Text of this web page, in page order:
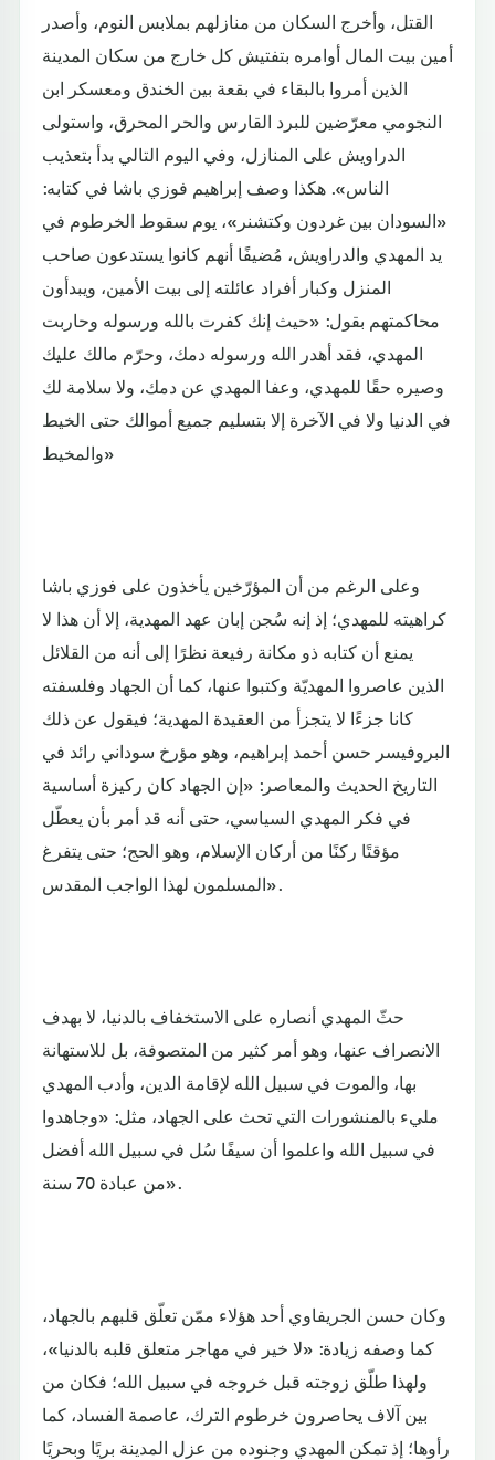
القتل، وأخرج السكان من منازلهم بملابس النوم، وأصدر
أمين بيت المال أوامره بتفتيش كل خارج من سكان المدينة
الذين أمروا بالبقاء في بقعة بين الخندق ومعسكر ابن
النجومي معرّضين للبرد القارس والحر المحرق، واستولى
الدراويش على المنازل، وفي اليوم التالي بدأ بتعذيب
الناس». هكذا وصف إبراهيم فوزي باشا في كتابه:
«السودان بين غردون وكتشنر»، يوم سقوط الخرطوم في
يد المهدي والدراويش، مُضيفًا أنهم كانوا يستدعون صاحب
المنزل وكبار أفراد عائلته إلى بيت الأمين، ويبدأون
محاكمتهم بقول: «حيث إنك كفرت بالله ورسوله وحاربت
المهدي، فقد أهدر الله ورسوله دمك، وحرّم مالك عليك
وصيره حقًا للمهدي، وعفا المهدي عن دمك، ولا سلامة لك
في الدنيا ولا في الآخرة إلا بتسليم جميع أموالك حتى الخيط
والمخيط»
وعلى الرغم من أن المؤرّخين يأخذون على فوزي باشا
كراهيته للمهدي؛ إذ إنه سُجن إبان عهد المهدية، إلا أن هذا لا
يمنع أن كتابه ذو مكانة رفيعة نظرًا إلى أنه من القلائل
الذين عاصروا المهديّة وكتبوا عنها، كما أن الجهاد وفلسفته
كانا جزءًا لا يتجزأ من العقيدة المهدية؛ فيقول عن ذلك
البروفيسر حسن أحمد إبراهيم، وهو مؤرخ سوداني رائد في
التاريخ الحديث والمعاصر: «إن الجهاد كان ركيزة أساسية
في فكر المهدي السياسي، حتى أنه قد أمر بأن يعطّل
مؤقتًا ركنًا من أركان الإسلام، وهو الحج؛ حتى يتفرغ
المسلمون لهذا الواجب المقدس».
حثّ المهدي أنصاره على الاستخفاف بالدنيا، لا بهدف
الانصراف عنها، وهو أمر كثير من المتصوفة، بل للاستهانة
بها، والموت في سبيل الله لإقامة الدين، وأدب المهدي
مليء بالمنشورات التي تحث على الجهاد، مثل: «وجاهدوا
في سبيل الله واعلموا أن سيفًا سُل في سبيل الله أفضل
من عبادة 70 سنة».
وكان حسن الجريفاوي أحد هؤلاء ممّن تعلّق قلبهم بالجهاد،
كما وصفه زيادة: «لا خير في مهاجر متعلق قلبه بالدنيا»،
ولهذا طلّق زوجته قبل خروجه في سبيل الله؛ فكان من
بين آلاف يحاصرون خرطوم الترك، عاصمة الفساد، كما
رأوها؛ إذ تمكن المهدي وجنوده من عزل المدينة بريًا وبحريًا